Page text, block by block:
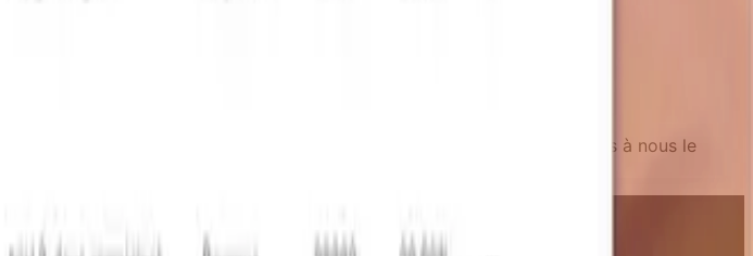
sens large. Si vous repérez un problème dans le contenu, n’hésitez pas à nous le